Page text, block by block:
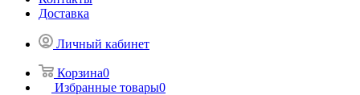
Доставка
Личный кабинет
Корзина0
Избранные товары0